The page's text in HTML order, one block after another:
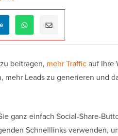
beitragen, mehr Trafficauf Ihre
mehr Leads zu generieren und
ganz einfach Social-Share-
Schnelllinks verwenden,